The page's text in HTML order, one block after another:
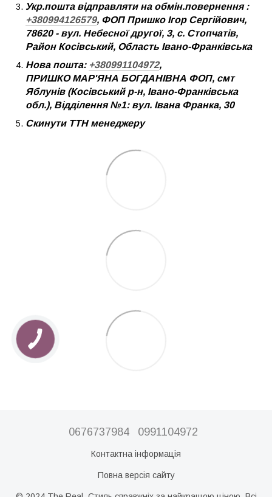
Укр.пошта відправляти на обмін.повернення :
+380994126579, ФОП Пришко Ігор Сергійович,
78620 - вул. Небесної другої, 3, с. Стопчатів,
Район Косівський, Область Івано-Франківська
Нова пошта: +380991104972,
ПРИШКО МАР'ЯНА БОГДАНІВНА ФОП, смт
Яблунів (Косівський р-н, Івано-Франківська
обл.), Відділення №1: вул. Івана Франка, 30
Скинути ТТН менеджеру
0676737984 0991104972
Контактна інформація
Повна версія сайту